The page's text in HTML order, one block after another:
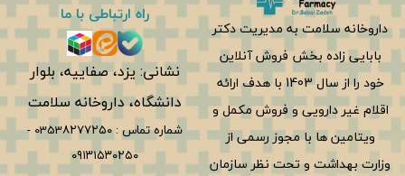
داروخانه سلامت به مدیریت دکتر
بابایی زاده بخش فروش آنلاین
خود را از سال 1403 با هدف ارائه
اقلام غیر دارویی و فروش مکمل و
ویتامین ها با مجوز رسمی از
وزارت بهداشت و تحت نظر سازمان
راه ارتباطی با ما
نشانی: یزد، صفاییه، بلوار
دانشگاه، داروخانه سلامت
شماره تماس :0353۸۲۷۷۲۵۰ -
۰۹۱۳۱۵۳۰۲۵۰